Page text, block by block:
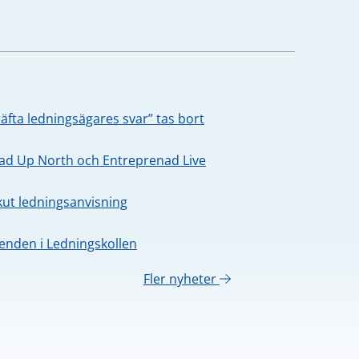
ledningsägares svar” tas bort
Up North och Entreprenad Live
ledningsanvisning
i Ledningskollen
Fler nyheter